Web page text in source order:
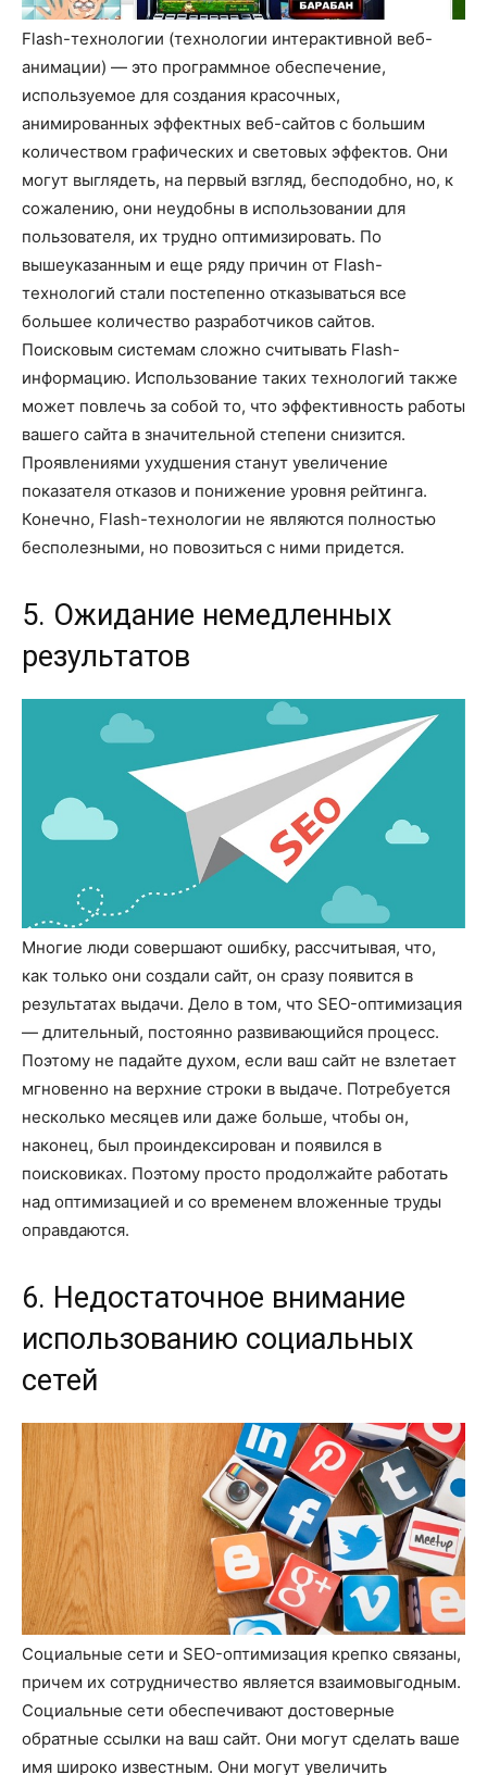
Flash-технологии (технологии интерактивной веб-
анимации) ― это программное обеспечение,
используемое для создания красочных,
анимированных эффектных веб-сайтов с большим
количеством графических и световых эффектов. Они
могут выглядеть, на первый взгляд, бесподобно, но, к
сожалению, они неудобны в использовании для
пользователя, их трудно оптимизировать. По
вышеуказанным и еще ряду причин от Flash-
технологий стали постепенно отказываться все
большее количество разработчиков сайтов.
Поисковым системам сложно считывать Flash-
информацию. Использование таких технологий также
может повлечь за собой то, что эффективность работы
вашего сайта в значительной степени снизится.
Проявлениями ухудшения станут увеличение
показателя отказов и понижение уровня рейтинга.
Конечно, Flash-технологии не являются полностью
бесполезными, но повозиться с ними придется.
5. Ожидание немедленных
результатов
Многие люди совершают ошибку, рассчитывая, что,
как только они создали сайт, он сразу появится в
результатах выдачи. Дело в том, что SEO-оптимизация
― длительный, постоянно развивающийся процесс.
Поэтому не падайте духом, если ваш сайт не взлетает
мгновенно на верхние строки в выдаче. Потребуется
несколько месяцев или даже больше, чтобы он,
наконец, был проиндексирован и появился в
поисковиках. Поэтому просто продолжайте работать
над оптимизацией и со временем вложенные труды
оправдаются.
6. Недостаточное внимание
использованию социальных
сетей
Социальные сети и SEO-оптимизация крепко связаны,
причем их сотрудничество является взаимовыгодным.
Социальные сети обеспечивают достоверные
обратные ссылки на ваш сайт. Они могут сделать ваше
имя широко известным. Они могут увеличить